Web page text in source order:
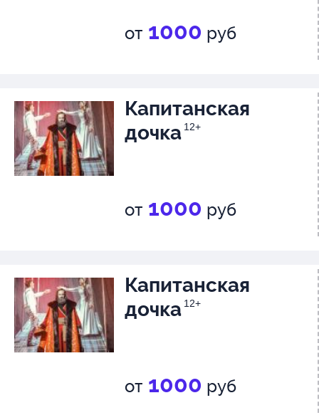
от 1000 руб
Капитанская
дочка 12+
от 1000 руб
Капитанская
дочка 12+
от 1000 руб